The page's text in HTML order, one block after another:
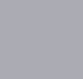
с 10:00 до 20:00